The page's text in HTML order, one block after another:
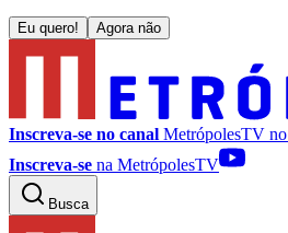
Eu quero! Agora não
Inscreva-se no canal MetrópolesTV no
Inscreva-se na MetrópolesTV
Busca